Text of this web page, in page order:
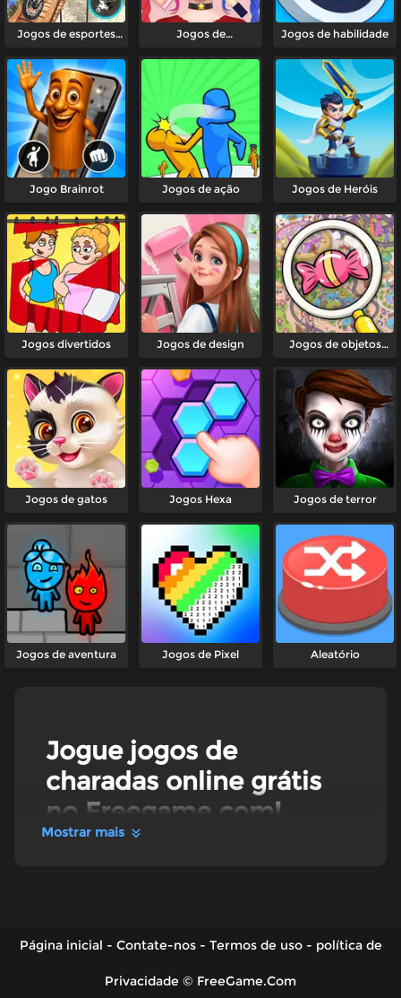
Jogos de esportes
Jogos de
Jogos de habilidade
Jogo Brainrot Jogos de ação Jogos de Heróis
Jogos divertidos Jogos de design
Jogos de objetos
Jogos de gatos Jogos Hexa Jogos de terror
Jogos de aventura Jogos de Pixel Aleatório
Jogue jogos de
charadas online grátis
no Freegame.com!
perguntas instigantes. Aqui, os jogadores
precisam usar a cabeça e sair do óbvio. Encontre
desafiadoras! Divirta-se com a mistura de
Mostrar mais
Página inicial - Contate-nos- Termos de uso- política de
Privacidade © FreeGame.Com